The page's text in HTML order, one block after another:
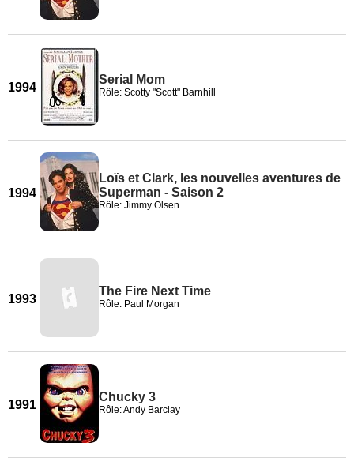
1994
Serial Mom
Rôle: Scotty "Scott" Barnhill
1994
Loïs et Clark, les nouvelles aventures de
Superman - Saison 2
Rôle: Jimmy Olsen
1993
The Fire Next Time
Rôle: Paul Morgan
1991
Chucky 3
Rôle: Andy Barclay